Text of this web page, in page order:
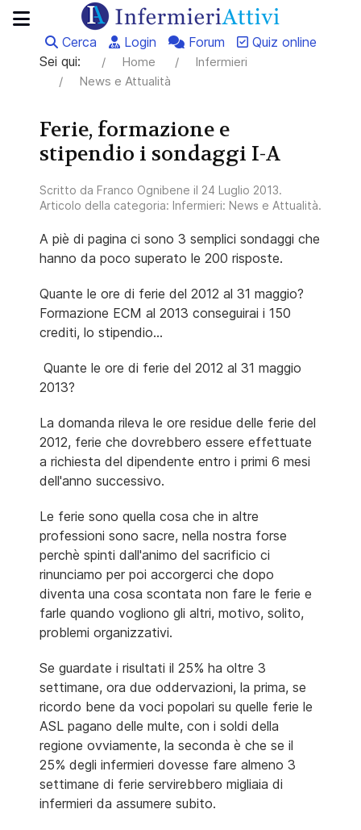
Cerca Login Forum
Quiz online
Sei qui:
Home
Infermieri
News e Attualità
Ferie, formazione e
stipendio i sondaggi I-A
Scritto da Franco Ognibene il 24 Luglio 2013.
Articolo della categoria: Infermieri: News e Attualità.
A piè di pagina ci sono 3 semplici sondaggi che
hanno da poco superato le 200 risposte.
Quante le ore di ferie del 2012 al 31 maggio?
Formazione ECM al 2013 conseguirai i 150
crediti, lo stipendio...
Quante le ore di ferie del 2012 al 31 maggio
2013?
La domanda rileva le ore residue delle ferie del
2012, ferie che dovrebbero essere effettuate
a richiesta del dipendente entro i primi 6 mesi
dell'anno successivo.
Le ferie sono quella cosa che in altre
professioni sono sacre, nella nostra forse
perchè spinti dall'animo del sacrificio ci
rinunciamo per poi accorgerci che dopo
diventa una cosa scontata non fare le ferie e
farle quando vogliono gli altri, motivo, solito,
problemi organizzativi.
Se guardate i risultati il 25% ha oltre 3
settimane, ora due oddervazioni, la prima, se
ricordo bene da voci popolari su quelle ferie le
ASL pagano delle multe, con i soldi della
regione ovviamente, la seconda è che se il
25% degli infermieri dovesse fare almeno 3
settimane di ferie servirebbero migliaia di
infermieri da assumere subito.